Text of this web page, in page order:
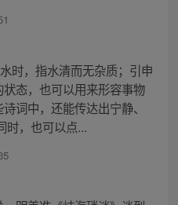
时，指水清而无杂质；引申
态，也可以用来形容事物
词中，还能传达出宁静、
时，也可以点...